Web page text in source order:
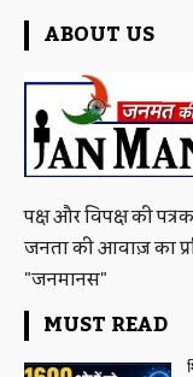
ABOUT US
पक्ष और विपक्ष की
जनता की आवाज़ का
"जनमानस"
MUST READ